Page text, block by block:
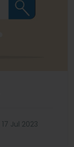
17 Jul 2023